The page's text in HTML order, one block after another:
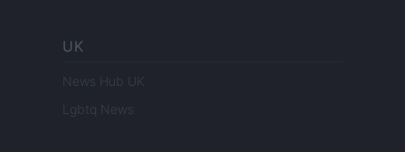
UK
News Hub UK
Lgbtq News